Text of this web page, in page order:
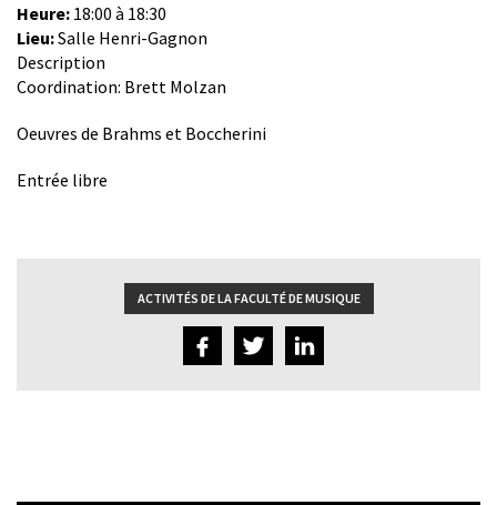
Heure: 18:00 à 18:30
Lieu:Salle Henri-Gagnon
Description
Coordination: Brett Molzan
Oeuvres de Brahms et Boccherini
Entrée libre
ACTIVITÉS DE LA FACULTÉ DE MUSIQUE